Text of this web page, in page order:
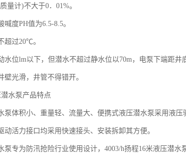
量计)不大于0．01%。
度PH值为6.5-8.5。
超过20℃。
水位lm以下，但潜水不超过静水位以70m，电泵下端距井
壁光滑，井管不得错开。
水泵产品特点
泵体积小、重量轻、流量大、便携式液压潜水泵采用液压
动活力接口均采用快速接头、安装拆卸其方便。
泵专为防汛抢险行业使用设计，4003/h扬程16米液压潜水